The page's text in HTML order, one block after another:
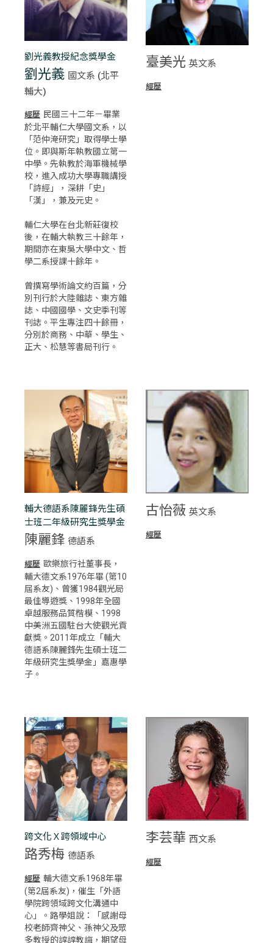
劉光義教授紀念獎學金
劉光義 國文系 (北平
輔大)
經歷 民國三十二年－畢業
於北平輔仁大學國文系，以
「范仲淹研究」取得學士學
位。即與斯年執教國立第一
中學。先執教於海軍機械學
校，進入成功大學專職講授
「詩經」，深耕「史」
「漢」，兼及元史。
輔仁大學在台北新莊復校
後，在輔大執教三十餘年，
期間亦在東吳大學中文、哲
學二系授課十餘年。
曾撰寫學術論文約百篇，分
別刊行於大陸雜誌、東方雜
誌、中國國學、文史季刊等
刊誌。平生專注四十餘冊，
分別於商務、中華、學生、
正大、松慧等書局刊行。
臺美光 英文系
經歷
輔大德語系陳麗鋒先生碩
士班二年級研究生獎學金
陳麗鋒 德語系
經歷 歐樂旅行社董事長，
輔大德文系1976年畢 (第10
屆系友)、曾獲1984觀光局
最佳導遊獎、1998年全國
卓越服務品質楷模、1998
中美洲五國駐台大使觀光貢
獻獎。2011年成立「輔大
德語系陳麗鋒先生碩士班二
年級研究生獎學金」嘉惠學
子。
古怡薇 英文系
經歷
跨文化Ｘ跨領域中心
路秀梅 德語系
經歷 輔大德文系1968年畢
(第2屆系友)，催生「外語
學院跨領域跨文化溝通中
心」。路學姐說：「感謝母
校老師齊神父、孫神父及眾
多教授的諄諄教誨，期望母
李芸華 西文系
經歷